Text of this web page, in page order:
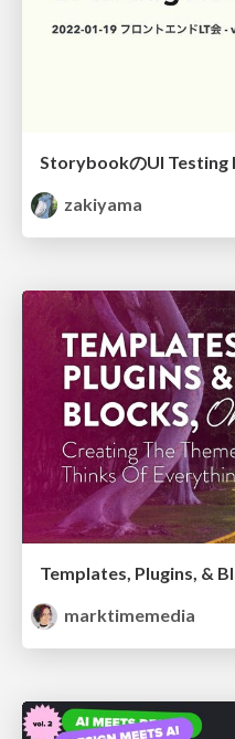
StorybookのUI Testing
zakiyama
marktimemedia